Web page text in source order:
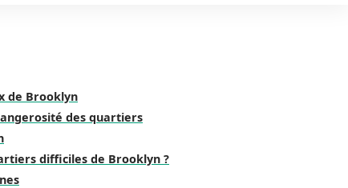
de Brooklyn
des quartiers
difficiles de Brooklyn ?